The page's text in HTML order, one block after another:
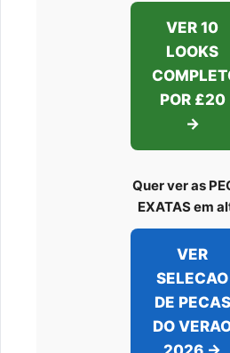
VER 10
LOOKS
POR £20
→
Quer ver as
EXATAS em
VER
SELECAO
DE PECAS
DO